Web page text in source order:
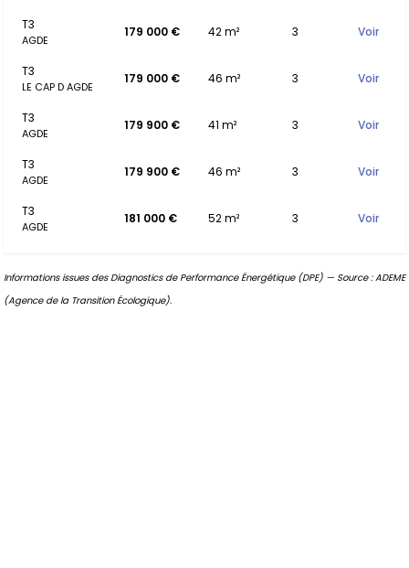
T3
AGDE
179 000 € 42 m² 3 Voir
T3
LE CAP D AGDE
179 000 € 46 m² 3 Voir
T3
AGDE
179 900 € 41 m² 3 Voir
T3
AGDE
179 900 € 46 m² 3 Voir
T3
AGDE
181 000 € 52 m² 3 Voir
Informations issues des Diagnostics de Performance Énergétique (DPE) — Source : ADEME
(Agence de la Transition Écologique).